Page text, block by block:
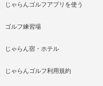
じゃらんゴルフアプリを使う
ゴルフ練習場
じゃらん宿・ホテル
じゃらんゴルフ利用規約